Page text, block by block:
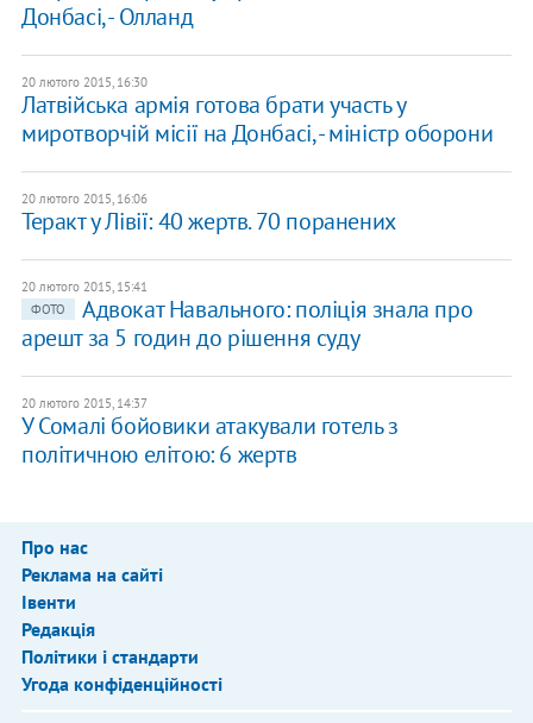
Донбасі, - Олланд
20 лютого 2015, 16:30
Латвійська армія готова брати участь у
миротворчій місії на Донбасі, - міністр оборони
20 лютого 2015, 16:06
Теракт у Лівії: 40 жертв. 70 поранених
20 лютого 2015, 15:41
ФОТО
Адвокат Навального: поліція знала про
арешт за 5 годин до рішення суду
20 лютого 2015, 14:37
У Сомалі бойовики атакували готель з
політичною елітою: 6 жертв
Про нас
Реклама на сайті
Івенти
Редакція
Політики і стандарти
Угода конфіденційності